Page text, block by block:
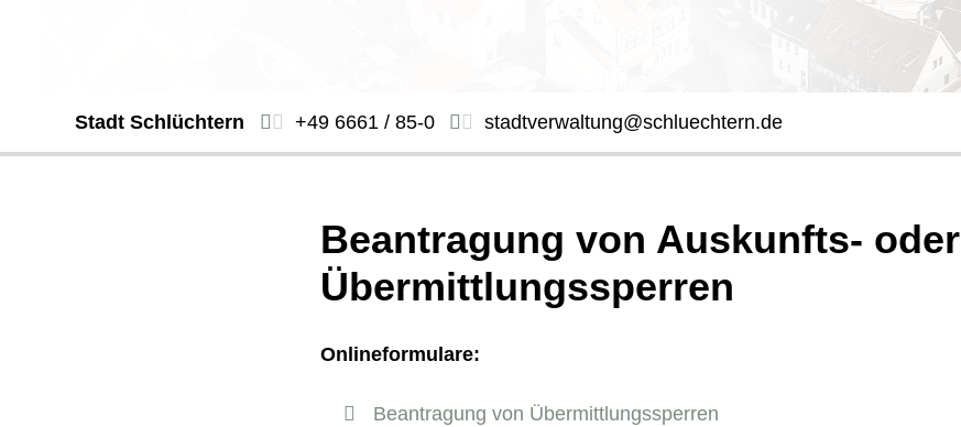
Stadt Schlüchtern +49 6661 / 85-0 stadtverwaltung@schluechtern.de
Beantragung von Auskunfts- oder
Übermittlungssperren
Onlineformulare:
Beantragung von Übermittlungssperren